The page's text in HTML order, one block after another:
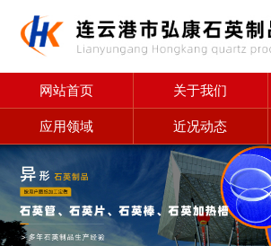
网站首页 关于我们
应用领域 近况动态